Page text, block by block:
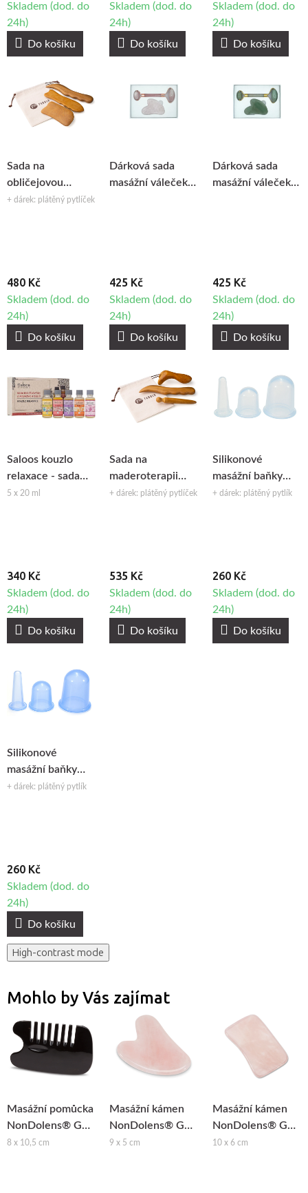
Skladem (dod. do
24h)
Do košíku
Skladem (dod. do
24h)
Do košíku
Skladem (dod. do
24h)
Do košíku
Sada na
obličejovou
maderoterapii
+ dárek: plátěný pytlíček
480 Kč
Skladem (dod. do
24h)
Do košíku
Dárková sada
masážní váleček
425 Kč
Skladem (dod. do
24h)
Do košíku
Dárková sada
masážní váleček
425 Kč
Skladem (dod. do
24h)
Do košíku
Saloos kouzlo
relaxace - sada
bio tělových a
5 x 20 ml
340 Kč
Skladem (dod. do
24h)
Do košíku
Sada na
maderoterapii
chodidel Fabulo
+ dárek: plátěný pytlíček
535 Kč
Skladem (dod. do
24h)
Do košíku
Silikonové
masážní baňky
Fabulo sada -
+ dárek: plátěný pytlík
260 Kč
Skladem (dod. do
24h)
Do košíku
Silikonové
masážní baňky
Fabulo sada -
+ dárek: plátěný pytlík
260 Kč
Skladem (dod. do
24h)
Do košíku
High-contrast mode
Mohlo by Vás zajímat
Masážní pomůcka
NonDolens® Gua
Sha hřeben -
8 x 10,5 cm
Masážní kámen
NonDolens® Gua
Sha srdce -
9 x 5 cm
Masážní kámen
NonDolens® Gua
Sha obdélník -
10 x 6 cm